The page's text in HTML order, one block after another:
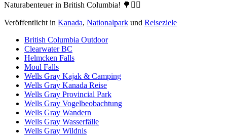
Naturabenteuer in British Columbia! 🌳🚶‍♂️
Veröffentlicht in Kanada, Nationalpark und Reiseziele
British Columbia Outdoor
Clearwater BC
Helmcken Falls
Moul Falls
Wells Gray Kajak & Camping
Wells Gray Kanada Reise
Wells Gray Provincial Park
Wells Gray Vogelbeobachtung
Wells Gray Wandern
Wells Gray Wasserfälle
Wells Gray Wildnis